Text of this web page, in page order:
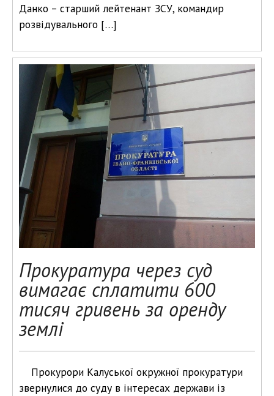
Данко – старший лейтенант ЗСУ, командир
розвідувального […]
Прокуратура через суд
вимагає сплатити 600
тисяч гривень за оренду
землі
Прокурори Калуської окружної прокуратури
звернулися до суду в інтересах держави із